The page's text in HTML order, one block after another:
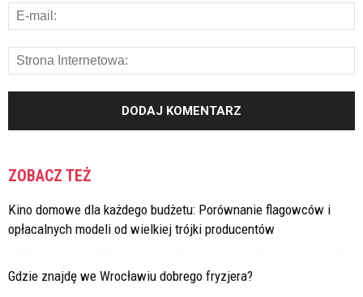
ZOBACZ TEŻ
Kino domowe dla każdego budżetu: Porównanie flagowców i
opłacalnych modeli od wielkiej trójki producentów
Gdzie znajdę we Wrocławiu dobrego fryzjera?